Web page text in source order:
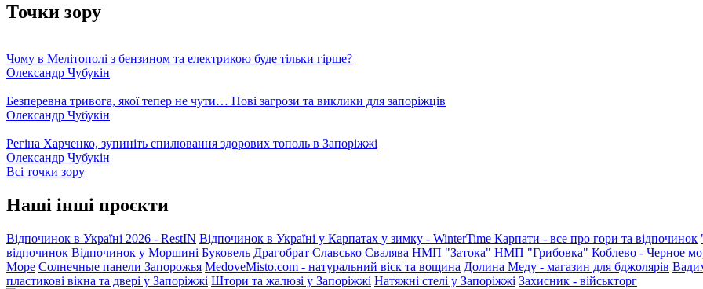
Точки зору
Чому в Мелітополі з бензином та електрикою буде тільки гірше?
Олександр Чубукін
Безперевна тривога, якої тепер не чути… Нові загрози та виклики для запоріжців
Олександр Чубукін
Регіна Харченко, зупиніть спилювання здорових тополь в Запоріжжі
Олександр Чубукін
Всі точки зору
Наші інші проєкти
Відпочинок в Україні 2026 - RestIN Відпочинок в Україні у Карпатах у зимку - WinterTime Карпати - все про гори та відпочинок
відпочинок Відпочинок у Моршині Буковель Драгобрат Славсько Свалява НМП "Затока" НМП "Грибовка" Коблево - Черное
Море Солнечные панели Запорожья MedoveMisto.com - натуральний віск та вощина Долина Меду - магазин для бджолярів
пластикові вікна та двері у Запоріжжі Штори та жалюзі у Запоріжжі Натяжні стелі у Запоріжжі Захисник - військторг